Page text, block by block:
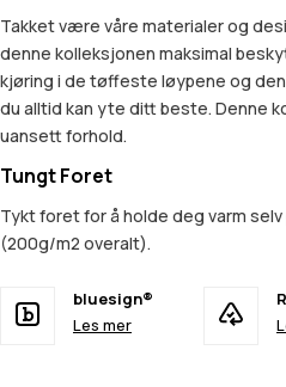
Takket være våre materialer og
denne kolleksjonen maksimal
kjøring i de tøffeste løypene og
du alltid kan yte ditt beste. Denne
uansett forhold.
Tungt Foret
Tykt foret for å holde deg varm
(200g/m2 overalt).
bluesign®
Les mer